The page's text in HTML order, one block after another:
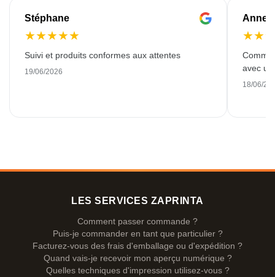
Stéphane
★★★★★
Suivi et produits conformes aux attentes
19/06/2026
Anne-
★★
avec
18/06/
LES SERVICES ZAPRINTA
Comment passer commande ?
Puis-je commander en tant que particulier ?
Facturez-vous des frais d'emballage ou d'expédition ?
Quand vais-je recevoir mon aperçu numérique ?
Quelles techniques d'impression utilisez-vous ?